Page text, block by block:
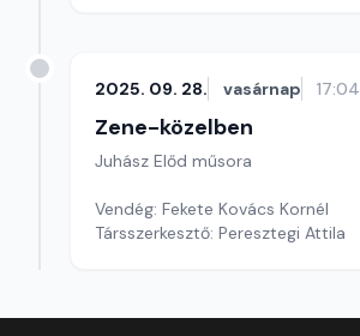
2025. 09. 28. vasárnap 17:04
Zene-közelben
Juhász Előd műsora
Vendég: Fekete Kovács Kornél
Társszerkesztő: Peresztegi Attila